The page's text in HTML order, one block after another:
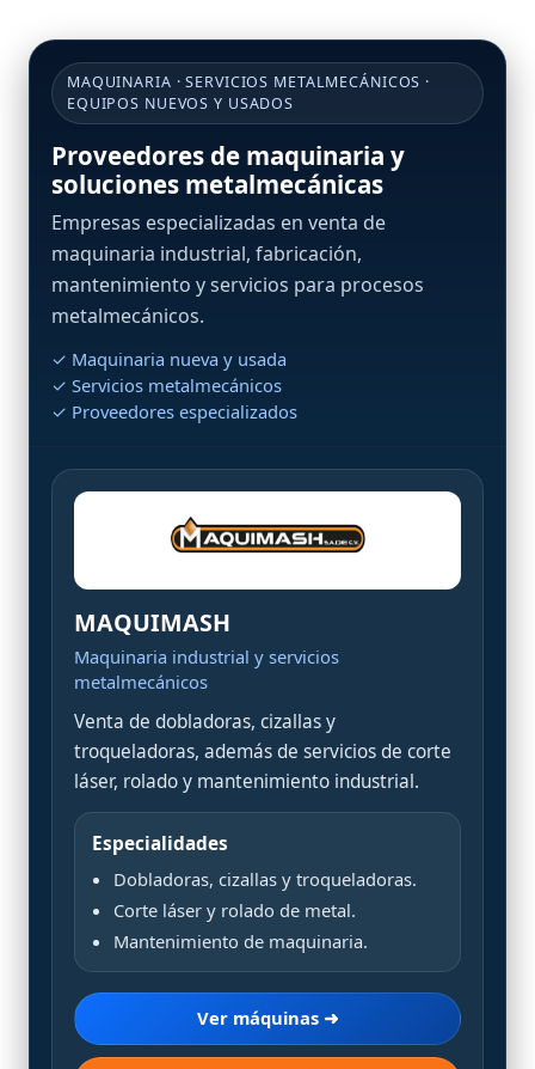
MAQUINARIA · SERVICIOS METALMECÁNICOS ·
EQUIPOS NUEVOS Y USADOS
Proveedores de maquinaria y
soluciones metalmecánicas
Empresas especializadas en venta de
maquinaria industrial, fabricación,
mantenimiento y servicios para procesos
metalmecánicos.
✓ Maquinaria nueva y usada
✓ Servicios metalmecánicos
✓ Proveedores especializados
MAQUIMASH
Maquinaria industrial y servicios
metalmecánicos
Venta de dobladoras, cizallas y
troqueladoras, además de servicios de corte
láser, rolado y mantenimiento industrial.
Especialidades
Dobladoras, cizallas y troqueladoras.
Corte láser y rolado de metal.
Mantenimiento de maquinaria.
Ver máquinas ➜